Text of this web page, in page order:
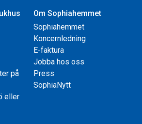
på
eller
Om Sophiahemmet
Sophiahemmet
Koncernledning
E-faktura
Jobba hos oss
Press
SophiaNytt